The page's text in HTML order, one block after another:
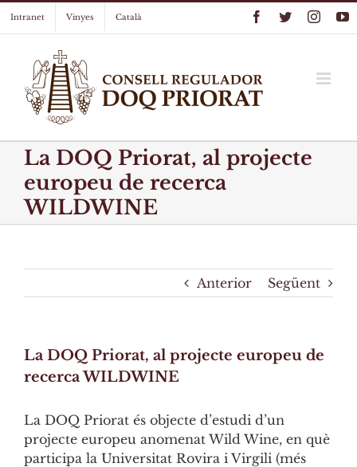
Intranet Vinyes Català Facebook
Twitter
La DOQ Priorat, al projecte
europeu de recerca
WILDWINE
Anterior Següent
La DOQ Priorat, al projecte europeu de
recerca WILDWINE
La DOQ Priorat és objecte d’estudi d’un
projecte europeu anomenat Wild Wine, en què
participa la Universitat Rovira i Virgili (més